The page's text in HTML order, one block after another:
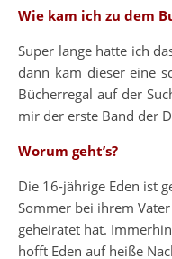
Wie kam ich zu dem
Super lange hatte ich
dann kam dieser eine
Bücherregal auf der
mir der erste Band der
Worum geht’s?
Die 16-jährige Eden ist
Sommer bei ihrem
geheiratet hat.
hofft Eden auf heiße